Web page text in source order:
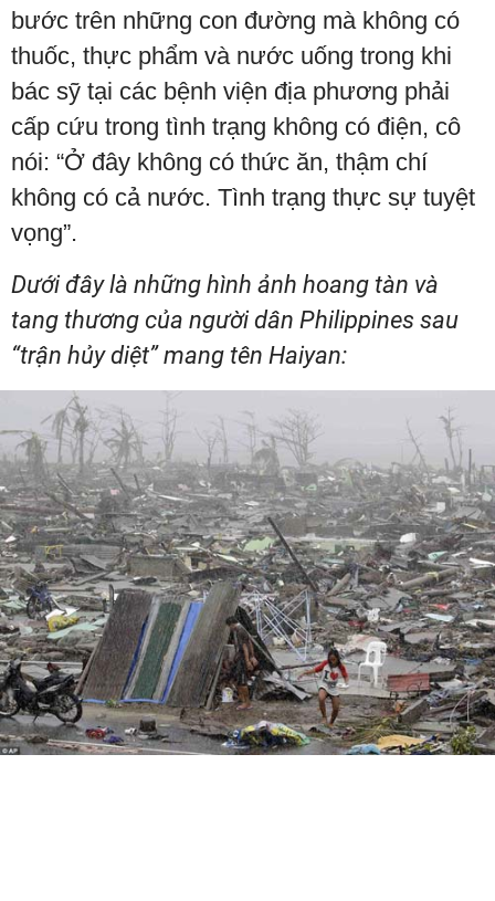
bước trên những con đường mà không có
thuốc, thực phẩm và nước uống trong khi
bác sỹ tại các bệnh viện địa phương phải
cấp cứu trong tình trạng không có điện, cô
nói: “Ở đây không có thức ăn, thậm chí
không có cả nước. Tình trạng thực sự tuyệt
vọng”.
Dưới đây là những hình ảnh hoang tàn và
tang thương của người dân Philippines sau
“trận hủy diệt” mang tên Haiyan: